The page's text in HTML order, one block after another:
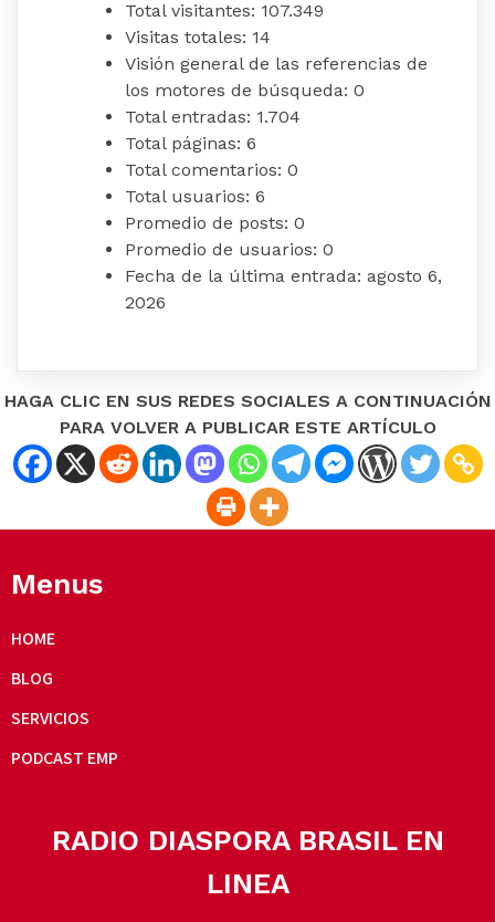
Total visitantes: 107.349
Visitas totales: 14
Visión general de las referencias de
los motores de búsqueda: 0
Total entradas: 1.704
Total páginas: 6
Total comentarios: 0
Total usuarios: 6
Promedio de posts: 0
Promedio de usuarios: 0
Fecha de la última entrada: agosto 6,
2026
HAGA CLIC EN SUS REDES SOCIALES A CONTINUACIÓN
PARA VOLVER A PUBLICAR ESTE ARTÍCULO
Menus
HOME
BLOG
SERVICIOS
PODCAST EMP
RADIO DIASPORA BRASIL EN
LINEA